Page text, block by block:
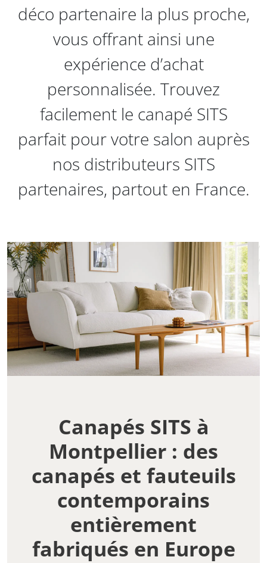
déco partenaire la plus proche,
vous offrant ainsi une
expérience d’achat
personnalisée. Trouvez
facilement le canapé SITS
parfait pour votre salon auprès
nos distributeurs SITS
partenaires, partout en France.
Canapés SITS à
Montpellier : des
canapés et fauteuils
contemporains
entièrement
fabriqués en Europe